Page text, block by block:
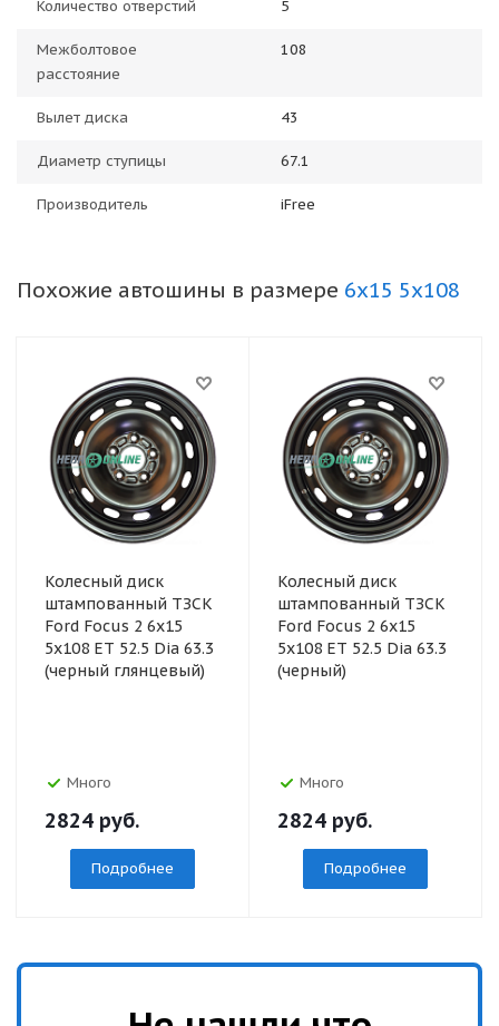
Количество отверстий 5
Межболтовое
расстояние
108
Вылет диска 43
Диаметр ступицы 67.1
Производитель iFree
Похожие автошины в размере 6x15 5x108
Колесный диск
штампованный ТЗСК
Ford Focus 2 6x15
5x108 ET 52.5 Dia 63.3
(черный глянцевый)
Много
2824 руб.
Подробнее
Колесный диск
штампованный ТЗСК
Ford Focus 2 6x15
5x108 ET 52.5 Dia 63.3
(черный)
Много
2824 руб.
Подробнее